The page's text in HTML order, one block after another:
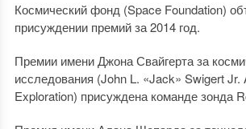
Космический фонд (Space Foundation)
присуждении премий за 2014 год.
Премии имени Джона Свайгерта за
исследования (John L. «Jack» Swigert Jr.
Exploration) присуждена команде зонда